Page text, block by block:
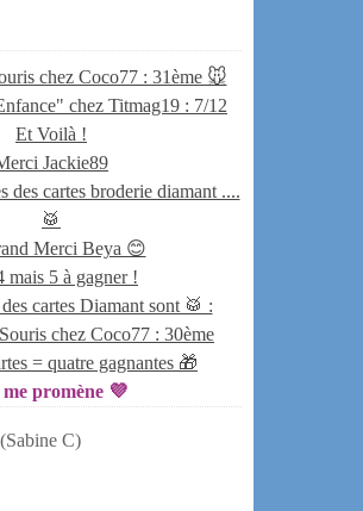
chez Coco77 : 31ème 🐭
chez Titmag19 : 7/12
Et Voilà !
Jackie89
des cartes broderie diamant ....
🥁
Merci Beya 😊
mais 5 à gagner !
cartes Diamant sont 🥁 :
chez Coco77 : 30ème
= quatre gagnantes 🎁
me promène 💜
(Sabine C)